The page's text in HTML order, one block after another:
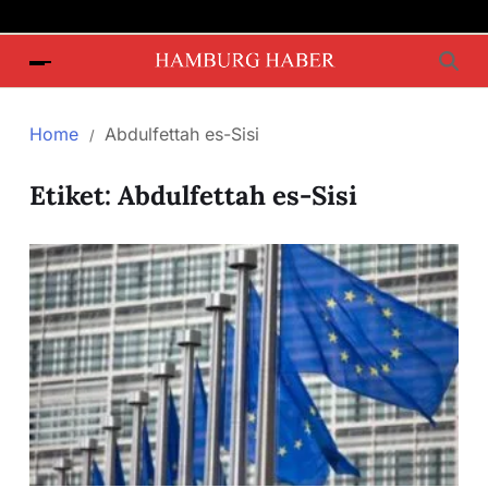
Home Abdulfettah es-Sisi
Etiket: Abdulfettah es-Sisi